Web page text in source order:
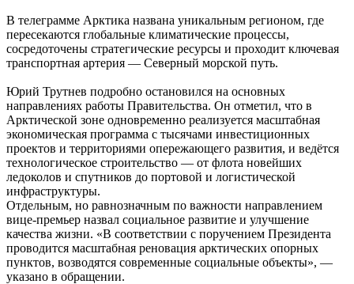
В телеграмме Арктика названа уникальным регионом, где
пересекаются глобальные климатические процессы,
сосредоточены стратегические ресурсы и проходит ключевая
транспортная артерия — Северный морской путь.
Юрий Трутнев подробно остановился на основных
направлениях работы Правительства. Он отметил, что в
Арктической зоне одновременно реализуется масштабная
экономическая программа с тысячами инвестиционных
проектов и территориями опережающего развития, и ведётся
технологическое строительство — от флота новейших
ледоколов и спутников до портовой и логистической
инфраструктуры.
Отдельным, но равнозначным по важности направлением
вице-премьер назвал социальное развитие и улучшение
качества жизни. «В соответствии с поручением Президента
проводится масштабная реновация арктических опорных
пунктов, возводятся современные социальные объекты», —
указано в обращении.